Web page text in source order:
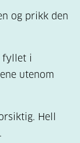
og prikk den
fyllet i
utenom
Hell